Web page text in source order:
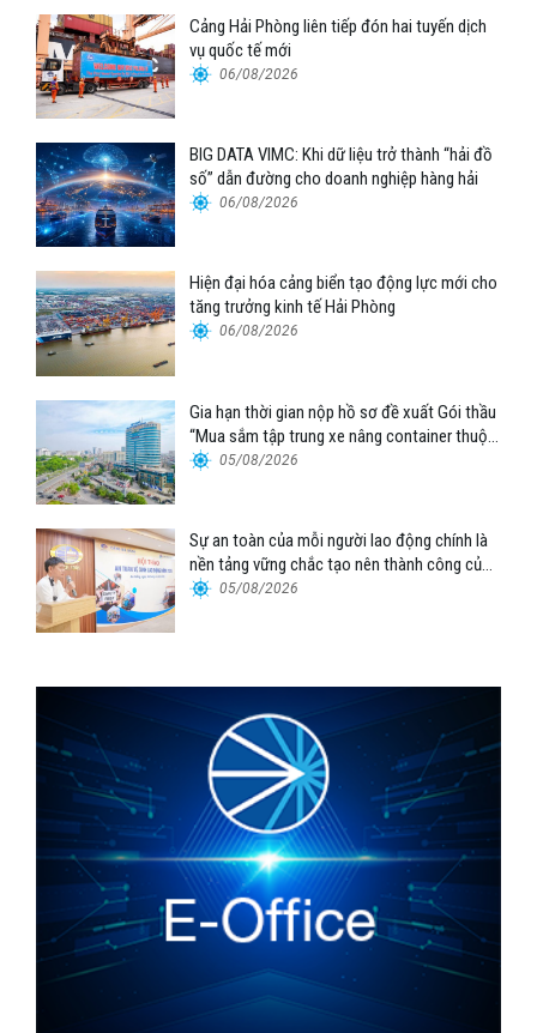
Cảng Hải Phòng liên tiếp đón hai tuyến dịch
vụ quốc tế mới
06/08/2026
BIG DATA VIMC: Khi dữ liệu trở thành “hải đồ
số” dẫn đường cho doanh nghiệp hàng hải
06/08/2026
Hiện đại hóa cảng biển tạo động lực mới cho
tăng trưởng kinh tế Hải Phòng
06/08/2026
Gia hạn thời gian nộp hồ sơ đề xuất Gói thầu
“Mua sắm tập trung xe nâng container thuộc
Tổng công ty Hàng hải Việt Nam – CTCP”
05/08/2026
Sự an toàn của mỗi người lao động chính là
nền tảng vững chắc tạo nên thành công của
Cảng Đà Nẵng
05/08/2026